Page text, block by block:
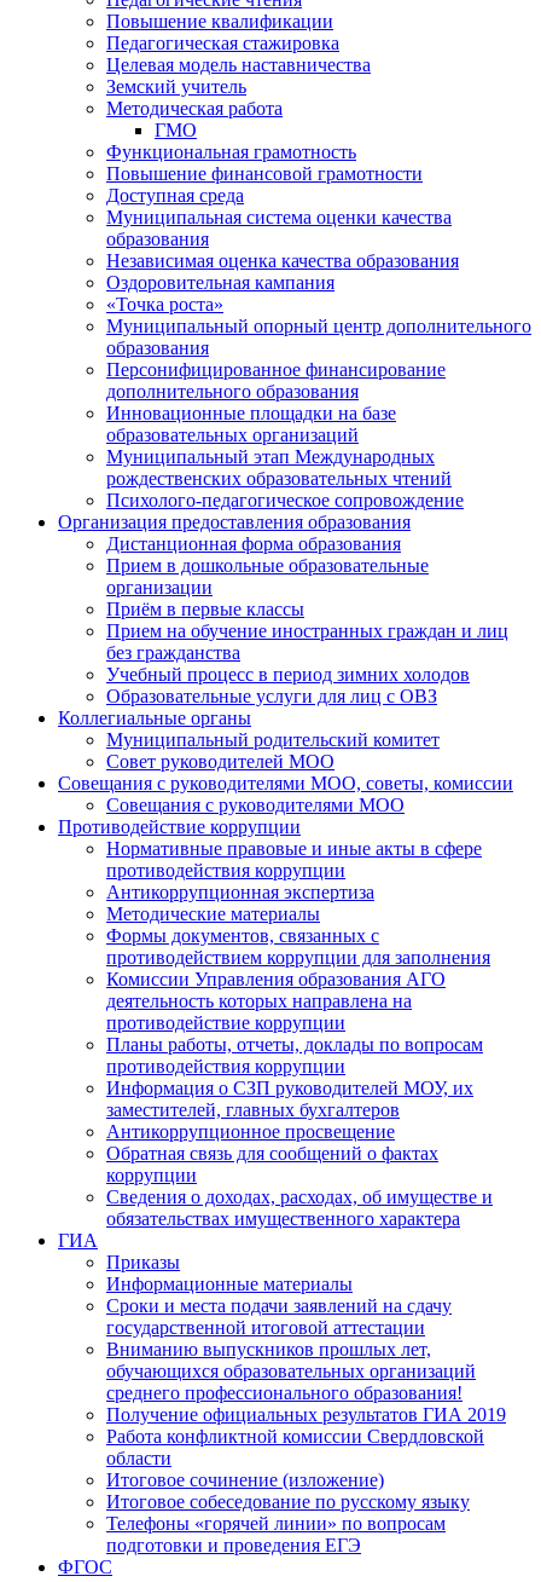
Повышение квалификации
Педагогическая стажировка
Целевая модель наставничества
Земский учитель
Методическая работа
ГМО
Функциональная грамотность
Повышение финансовой грамотности
Доступная среда
Муниципальная система оценки качества
образования
Независимая оценка качества образования
Оздоровительная кампания
«Точка роста»
Муниципальный опорный центр дополнительного
образования
Персонифицированное финансирование
дополнительного образования
Инновационные площадки на базе
образовательных организаций
Муниципальный этап Международных
рождественских образовательных чтений
Психолого-педагогическое сопровождение
Организация предоставления образования
Дистанционная форма образования
Прием в дошкольные образовательные
организации
Приём в первые классы
Прием на обучение иностранных граждан и лиц
без гражданства
Учебный процесс в период зимних холодов
Образовательные услуги для лиц с ОВЗ
Коллегиальные органы
Муниципальный родительский комитет
Совет руководителей МОО
Совещания с руководителями МОО, советы, комиссии
Совещания с руководителями МОО
Противодействие коррупции
Нормативные правовые и иные акты в сфере
противодействия коррупции
Антикоррупционная экспертиза
Методические материалы
Формы документов, связанных с
противодействием коррупции для заполнения
Комиссии Управления образования АГО
деятельность которых направлена на
противодействие коррупции
Планы работы, отчеты, доклады по вопросам
противодействия коррупции
Информация о СЗП руководителей МОУ, их
заместителей, главных бухгалтеров
Антикоррупционное просвещение
Обратная связь для сообщений о фактах
коррупции
Сведения о доходах, расходах, об имуществе и
обязательствах имущественного характера
ГИА
Приказы
Информационные материалы
Сроки и места подачи заявлений на сдачу
государственной итоговой аттестации
Вниманию выпускников прошлых лет,
обучающихся образовательных организаций
среднего профессионального образования!
Получение официальных результатов ГИА 2019
Работа конфликтной комиссии Свердловской
области
Итоговое сочинение (изложение)
Итоговое собеседование по русскому языку
Телефоны «горячей линии» по вопросам
подготовки и проведения ЕГЭ
ФГОС